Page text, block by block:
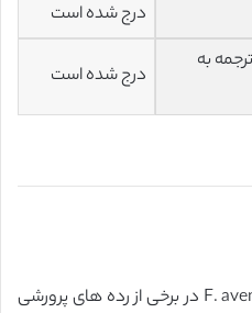
درج شده است
به
درج شده است
هم P. irregulare و هم F. avenaceum در برخی از رده های پرورشی